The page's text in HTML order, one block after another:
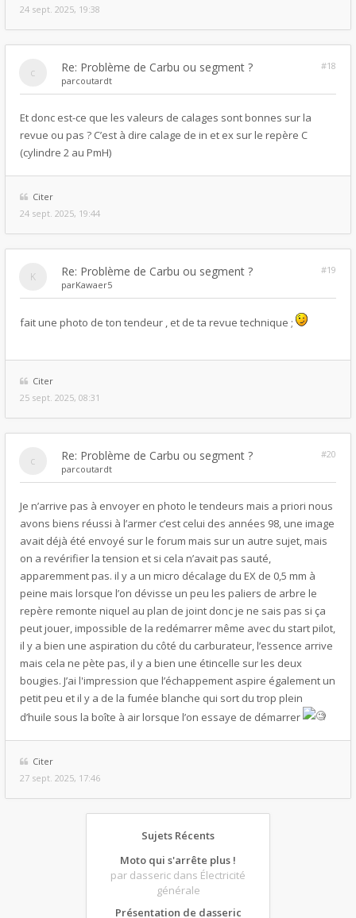
24 sept. 2025, 19:38
Re: Problème de Carbu ou segment ?
#18
parcoutardt
Et donc est-ce que les valeurs de calages sont bonnes sur la
revue ou pas ? C’est à dire calage de in et ex sur le repère C
(cylindre 2 au PmH)
Citer
24 sept. 2025, 19:44
Re: Problème de Carbu ou segment ?
#19
parKawaer5
fait une photo de ton tendeur , et de ta revue technique ;
Citer
25 sept. 2025, 08:31
Re: Problème de Carbu ou segment ?
#20
parcoutardt
Je n’arrive pas à envoyer en photo le tendeurs mais a priori nous
avons biens réussi à l’armer c’est celui des années 98, une image
avait déjà été envoyé sur le forum mais sur un autre sujet, mais
on a revérifier la tension et si cela n’avait pas sauté,
apparemment pas. il y a un micro décalage du EX de 0,5 mm à
peine mais lorsque l’on dévisse un peu les paliers de arbre le
repère remonte niquel au plan de joint donc je ne sais pas si ça
peut jouer, impossible de la redémarrer même avec du start pilot,
il y a bien une aspiration du côté du carburateur, l’essence arrive
mais cela ne pète pas, il y a bien une étincelle sur les deux
bougies. J’ai l'impression que l’échappement aspire également un
petit peu et il y a de la fumée blanche qui sort du trop plein
d’huile sous la boîte à air lorsque l’on essaye de démarrer
Citer
27 sept. 2025, 17:46
Sujets Récents
Moto qui s'arrête plus !
par dasseric dans Électricité
générale
Présentation de dasseric